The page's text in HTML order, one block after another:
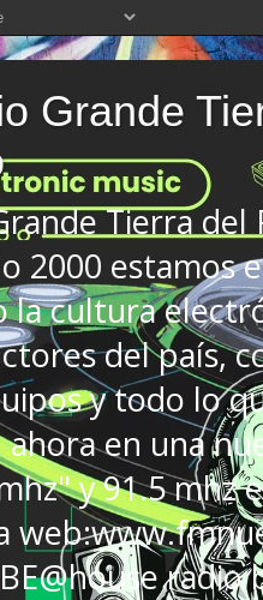
Grande
Tierra
2000 estamos
la cultura
del país,
y todo lo
en una
y 91.5 mhz
radio